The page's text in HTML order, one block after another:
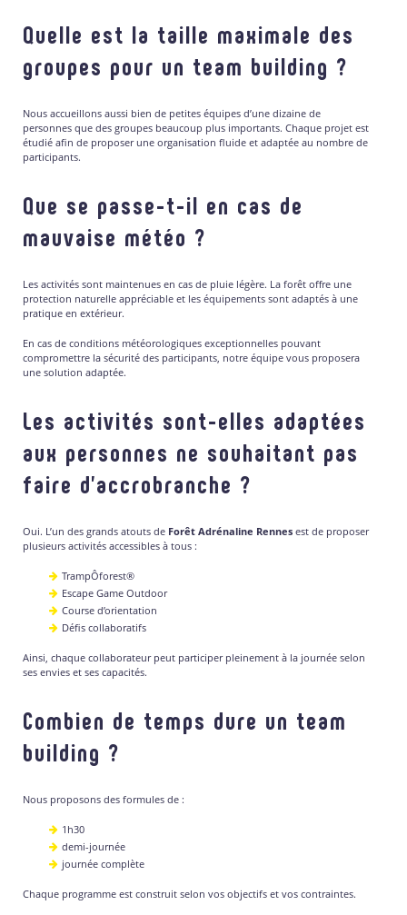
Quelle est la taille maximale des
groupes pour un team building ?
Nous accueillons aussi bien de petites équipes d’une dizaine de
personnes que des groupes beaucoup plus importants. Chaque projet est
étudié afin de proposer une organisation fluide et adaptée au nombre de
participants.
Que se passe-t-il en cas de
mauvaise météo ?
Les activités sont maintenues en cas de pluie légère. La forêt offre une
protection naturelle appréciable et les équipements sont adaptés à une
pratique en extérieur.
En cas de conditions météorologiques exceptionnelles pouvant
compromettre la sécurité des participants, notre équipe vous proposera
une solution adaptée.
Les activités sont-elles adaptées
aux personnes ne souhaitant pas
faire d’accrobranche ?
Oui. L’un des grands atouts de Forêt Adrénaline Rennes est de proposer
plusieurs activités accessibles à tous :
TrampÔforest®
Escape Game Outdoor
Course d’orientation
Défis collaboratifs
Ainsi, chaque collaborateur peut participer pleinement à la journée selon
ses envies et ses capacités.
Combien de temps dure un team
building ?
Nous proposons des formules de :
1h30
demi-journée
journée complète
Chaque programme est construit selon vos objectifs et vos contraintes.